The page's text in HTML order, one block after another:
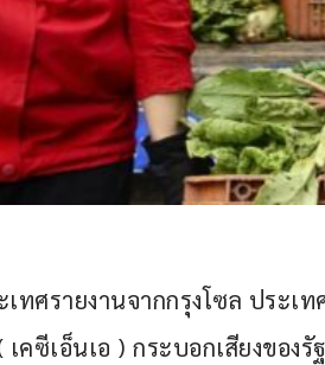
ทศรายงานจากกรุงโซล ประเ
เคซีเอ็นเอ ) กระบอกเสียงของ